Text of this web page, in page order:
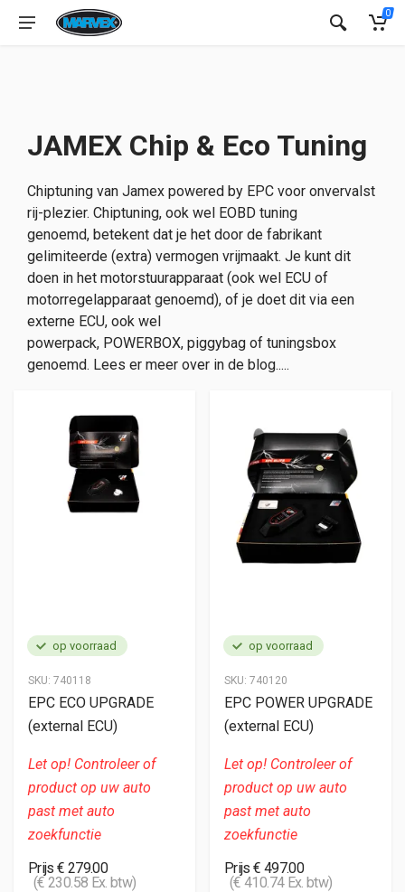
0
JAMEX Chip & Eco Tuning
Chiptuning van Jamex powered by EPC voor onvervalst
rij-plezier. Chiptuning, ook wel EOBD tuning
genoemd, betekent dat je het door de fabrikant
gelimiteerde (extra) vermogen vrijmaakt. Je kunt dit
doen in het motorstuurapparaat (ook wel ECU of
motorregelapparaat genoemd), of je doet dit via een
externe ECU, ook wel
powerpack, POWERBOX, piggybag of tuningsbox
genoemd. Lees er meer over in de blog.....
op voorraad
SKU: 740118
EPC ECO UPGRADE
(external ECU)
Let op! Controleer of
product op uw auto
past met auto
zoekfunctie
Prijs € 279.00
(€ 230.58 Ex. btw)
op voorraad
SKU: 740120
EPC POWER UPGRADE
(external ECU)
Let op! Controleer of
product op uw auto
past met auto
zoekfunctie
Prijs € 497.00
(€ 410.74 Ex. btw)